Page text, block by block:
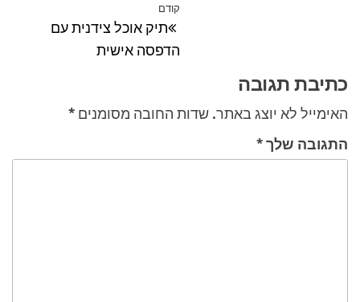
הפוסט
הקודם
קודם
תיק אוכל צידנית עם
הדפסה אישית
כתיבת תגובה
האימייל לא יוצג באתר. שדות החובה מסומנים *
התגובה שלך*